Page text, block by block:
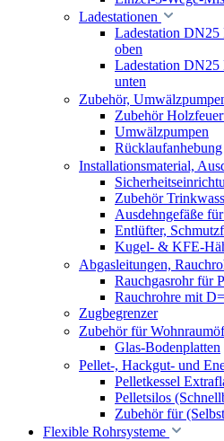
Ladestationen
Ladestation DN25
oben
Ladestation DN25
unten
Zubehör,
Zubehör
Umwälzpumpen
Rücklaufanhebung
Installationsmaterial,
Zubehör
Ausdehngefäße
Entlüfter,
Kugel- & KFE-
Abgasleitungen,
Rauchgasrohr für
Rauchrohre mit
Zugbegrenzer
Zubehör für
Glas-Bodenplatten
Pellet-, Hackgut- und
Pelletkessel
Pelletsilos
Zubehör für
Flexible Rohrsysteme